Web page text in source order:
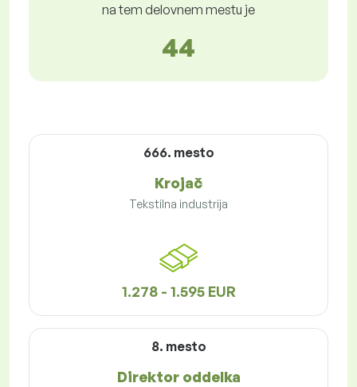
na tem delovnem mestu je
44
666. mesto
Krojač
Tekstilna industrija
1.278 - 1.595 EUR
8. mesto
Direktor oddelka